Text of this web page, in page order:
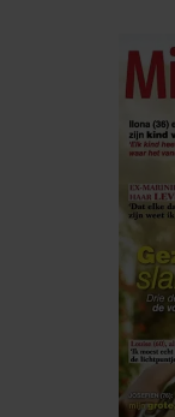
gaat akkoord